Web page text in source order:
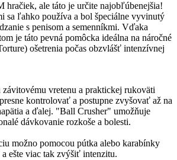
hračiek, ale táto je určite najobľúbenejšia!
sa ľahko používa a bol špeciálne vyvinutý
s penisom a semenníkmi. Vďaka
je táto pevná pomôcka ideálna na náročné
ošetrenia počas obzvlášť intenzívnej
vretenu a praktickej rukoväti
kontrolovať a postupne zvyšovať až na
a ďalej. "Ball Crusher" umožňuje
dávkovanie rozkoše a bolesti.
možno pomocou pútka alebo karabínky
ešte viac tak zvýšiť intenzitu.